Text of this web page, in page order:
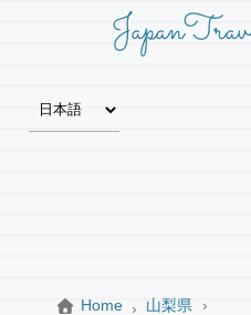
Home
山梨県